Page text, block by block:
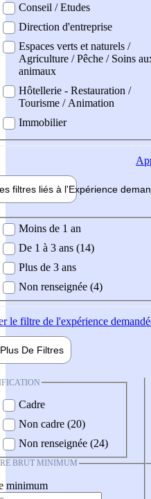
Conseil / Etudes
Direction d'entreprise
Espaces verts et naturels /
Agriculture / Pêche / Soins
animaux
Hôtellerie - Restauration /
Tourisme / Animation
Immobilier
filtres liés à l'Expérience
demandée
Moins de 1 an
De 1 à 3 ans (14)
Plus de 3 ans
Non renseignée (4)
le filtre de l'expérience
Plus De Filtres
Cadre
Non cadre (20)
Non renseignée (24)
BRUT MINIMUM
minimum